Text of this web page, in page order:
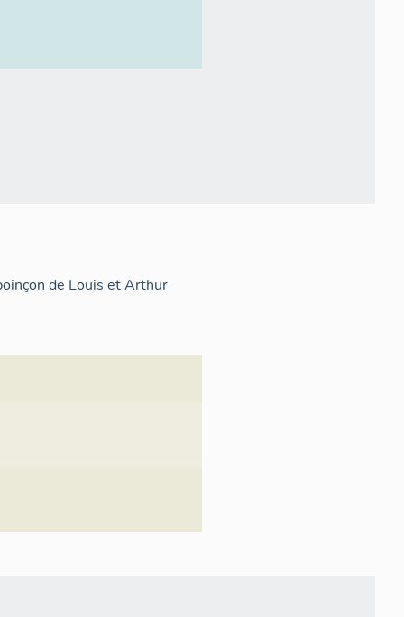
de Louis et Arthur